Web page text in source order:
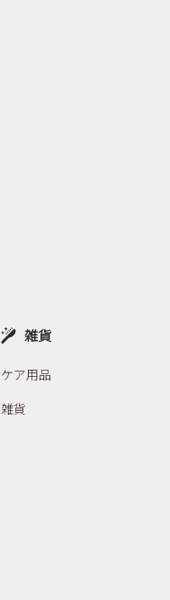
雑貨
ケア用品
雑貨